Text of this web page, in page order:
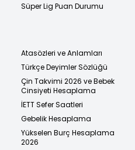
Süper Lig Puan Durumu
Atasözleri ve Anlamları
Türkçe Deyimler Sözlüğü
Çin Takvimi 2026 ve Bebek
Cinsiyeti Hesaplama
İETT Sefer Saatleri
Gebelik Hesaplama
Yükselen Burç Hesaplama
2026